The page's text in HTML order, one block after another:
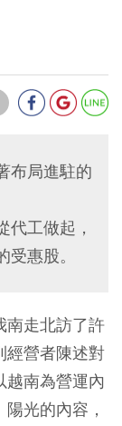
布局進駐的
代工做起，
惠股。
南走北訪了許
經營者陳述對
越南為營運內
光的內容，